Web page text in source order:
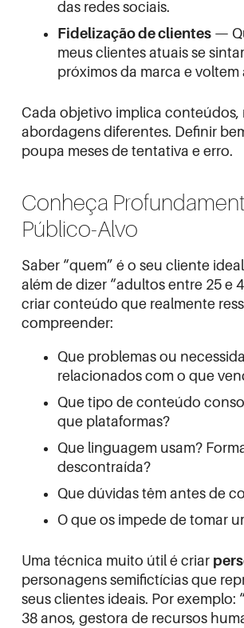
das redes sociais.
Fidelização de clientes —
meus clientes atuais se
próximos da marca e voltem
Cada objetivo implica conteúdos,
abordagens diferentes. Definir
poupa meses de tentativa e erro.
Conheça
Público-Alvo
Saber “quem” é o seu cliente
além de dizer “adultos entre 25 e
criar conteúdo que realmente
compreender:
Que problemas ou
relacionados com o que
Que tipo de conteúdo
que plataformas?
Que linguagem usam?
descontraída?
Que dúvidas têm antes de
O que os impede de tomar
Uma técnica muito útil é criar
personagens semifictícias que
seus clientes ideais. Por exemplo:
38 anos, gestora de recursos